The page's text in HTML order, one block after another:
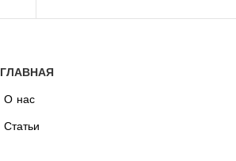
ГЛАВНАЯ
О нас
Статьи